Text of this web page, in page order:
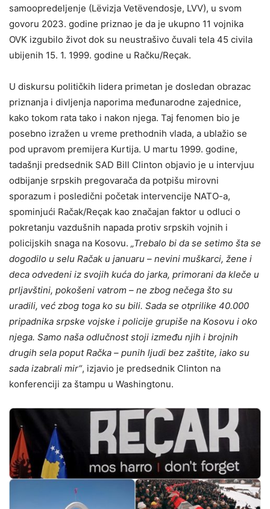
samoopredeljenje (Lëvizja Vetëvendosje, LVV), u svom
govoru 2023. godine priznao je da je ukupno 11 vojnika
OVK izgubilo život dok su neustrašivo čuvali tela 45 civila
ubijenih 15. 1. 1999. godine u Račku/Reçak.
U diskursu političkih lidera primetan je dosledan obrazac
priznanja i divljenja naporima međunarodne zajednice,
kako tokom rata tako i nakon njega. Taj fenomen bio je
posebno izražen u vreme prethodnih vlada, a ublažio se
pod upravom premijera Kurtija. U martu 1999. godine,
tadašnji predsednik SAD Bill Clinton objavio je u intervjuu
odbijanje srpskih pregovarača da potpišu mirovni
sporazum i posledični početak intervencije NATO-a,
spominjući Račak/Reçak kao značajan faktor u odluci o
pokretanju vazdušnih napada protiv srpskih vojnih i
policijskih snaga na Kosovu. „Trebalo bi da se setimo šta se
dogodilo u selu Račak u januaru – nevini muškarci, žene i
deca odvedeni iz svojih kuća do jarka, primorani da kleče u
prljavštini, pokošeni vatrom – ne zbog nečega što su
uradili, već zbog toga ko su bili. Sada se otprilike 40.000
pripadnika srpske vojske i policije grupiše na Kosovu i oko
njega. Samo naša odlučnost stoji između njih i brojnih
drugih sela poput Račka – punih ljudi bez zaštite, iako su
sada izabrali mir“, izjavio je predsednik Clinton na
konferenciji za štampu u Washingtonu.